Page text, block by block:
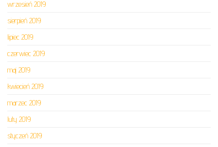
wrzesień 2019
sierpień 2019
lipiec 2019
czerwiec 2019
maj 2019
kwiecień 2019
marzec 2019
luty 2019
styczeń 2019